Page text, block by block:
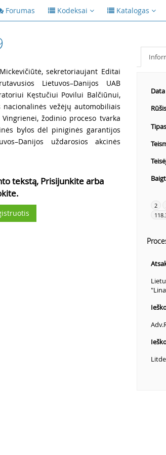
Forumas Kodeksai Katalogas
sekretoriaujant Editai
Lietuvos–Danijos UAB
Kęstučiui Povilui Balčiūnui,
nacionalinės vežėjų automobiliais
žodinio proceso tvarka
bylos dėl piniginės garantijos
uždarosios akcinės
tekstą, Prisijunkite arba
Data
Rūšis
Tipas
2